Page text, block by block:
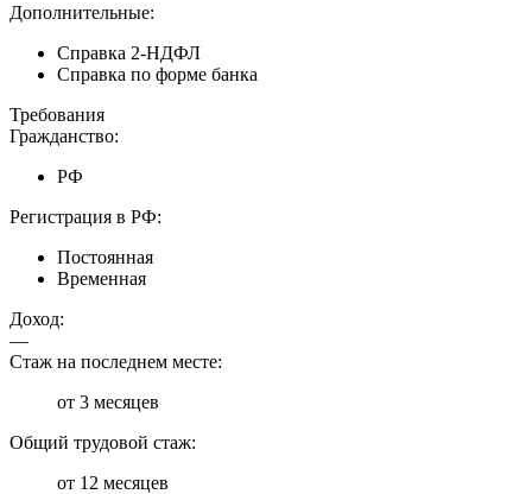
Дополнительные:
Справка 2-НДФЛ
Справка по форме банка
Требования
Гражданство:
РФ
Регистрация в РФ:
Постоянная
Временная
Доход:
—
Стаж на последнем месте:
от 3 месяцев
Общий трудовой стаж:
от 12 месяцев